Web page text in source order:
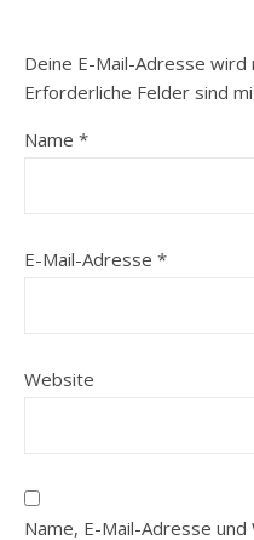
Deine E-Mail-Adresse
Erforderliche Felder sind
Name *
E-Mail-Adresse *
Website
Name, E-Mail-Adresse